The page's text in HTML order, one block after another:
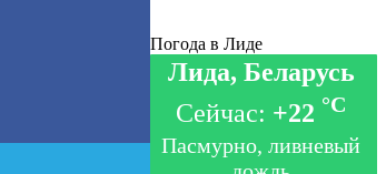
Погода в Лиде
Лида, Беларусь
Сейчас: +22 °C
Пасмурно, ливневый